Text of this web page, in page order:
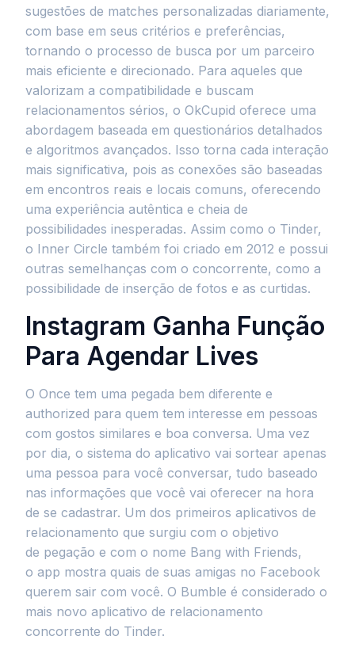
sugestões de matches personalizadas diariamente,
com base em seus critérios e preferências,
tornando o processo de busca por um parceiro
mais eficiente e direcionado. Para aqueles que
valorizam a compatibilidade e buscam
relacionamentos sérios, o OkCupid oferece uma
abordagem baseada em questionários detalhados
e algoritmos avançados. Isso torna cada interação
mais significativa, pois as conexões são baseadas
em encontros reais e locais comuns, oferecendo
uma experiência autêntica e cheia de
possibilidades inesperadas. Assim como o Tinder,
o Inner Circle também foi criado em 2012 e possui
outras semelhanças com o concorrente, como a
possibilidade de inserção de fotos e as curtidas.
Instagram Ganha Função
Para Agendar Lives
O Once tem uma pegada bem diferente e
authorized para quem tem interesse em pessoas
com gostos similares e boa conversa. Uma vez
por dia, o sistema do aplicativo vai sortear apenas
uma pessoa para você conversar, tudo baseado
nas informações que você vai oferecer na hora
de se cadastrar. Um dos primeiros aplicativos de
relacionamento que surgiu com o objetivo
de pegação e com o nome Bang with Friends,
o app mostra quais de suas amigas no Facebook
querem sair com você. O Bumble é considerado o
mais novo aplicativo de relacionamento
concorrente do Tinder.